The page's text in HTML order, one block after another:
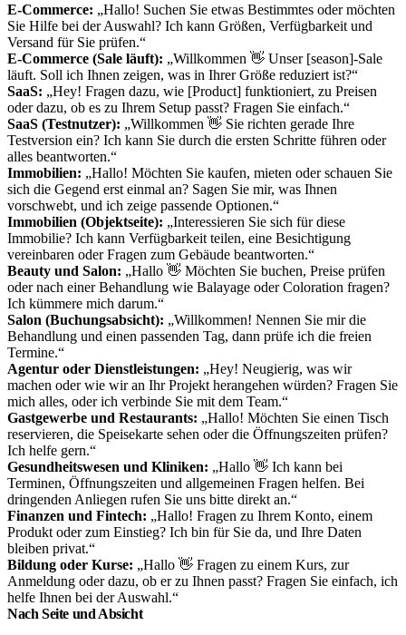
E-Commerce: „Hallo! Suchen Sie etwas Bestimmtes oder möchten
Sie Hilfe bei der Auswahl? Ich kann Größen, Verfügbarkeit und
Versand für Sie prüfen.“
E-Commerce (Sale läuft): „Willkommen 👋 Unser [season]-Sale
läuft. Soll ich Ihnen zeigen, was in Ihrer Größe reduziert ist?“
SaaS: „Hey! Fragen dazu, wie [Product] funktioniert, zu Preisen
oder dazu, ob es zu Ihrem Setup passt? Fragen Sie einfach.“
SaaS (Testnutzer): „Willkommen 👋 Sie richten gerade Ihre
Testversion ein? Ich kann Sie durch die ersten Schritte führen oder
alles beantworten.“
Immobilien: „Hallo! Möchten Sie kaufen, mieten oder schauen Sie
sich die Gegend erst einmal an? Sagen Sie mir, was Ihnen
vorschwebt, und ich zeige passende Optionen.“
Immobilien (Objektseite): „Interessieren Sie sich für diese
Immobilie? Ich kann Verfügbarkeit teilen, eine Besichtigung
vereinbaren oder Fragen zum Gebäude beantworten.“
Beauty und Salon: „Hallo 👋 Möchten Sie buchen, Preise prüfen
oder nach einer Behandlung wie Balayage oder Coloration fragen?
Ich kümmere mich darum.“
Salon (Buchungsabsicht): „Willkommen! Nennen Sie mir die
Behandlung und einen passenden Tag, dann prüfe ich die freien
Termine.“
Agentur oder Dienstleistungen: „Hey! Neugierig, was wir
machen oder wie wir an Ihr Projekt herangehen würden? Fragen Sie
mich alles, oder ich verbinde Sie mit dem Team.“
Gastgewerbe und Restaurants: „Hallo! Möchten Sie einen Tisch
reservieren, die Speisekarte sehen oder die Öffnungszeiten prüfen?
Ich helfe gern.“
Gesundheitswesen und Kliniken: „Hallo 👋 Ich kann bei
Terminen, Öffnungszeiten und allgemeinen Fragen helfen. Bei
dringenden Anliegen rufen Sie uns bitte direkt an.“
Finanzen und Fintech: „Hallo! Fragen zu Ihrem Konto, einem
Produkt oder zum Einstieg? Ich bin für Sie da, und Ihre Daten
bleiben privat.“
Bildung oder Kurse: „Hallo 👋 Fragen zu einem Kurs, zur
Anmeldung oder dazu, ob er zu Ihnen passt? Fragen Sie einfach, ich
helfe Ihnen bei der Auswahl.“
Nach Seite und Absicht